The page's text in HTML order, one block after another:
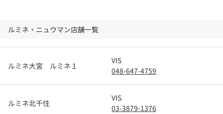
ルミネ・ニュウマン店舗一覧
ルミネ大宮 ルミネ１
VIS
048-647-4759
ルミネ北千住
VIS
03-3879-1376